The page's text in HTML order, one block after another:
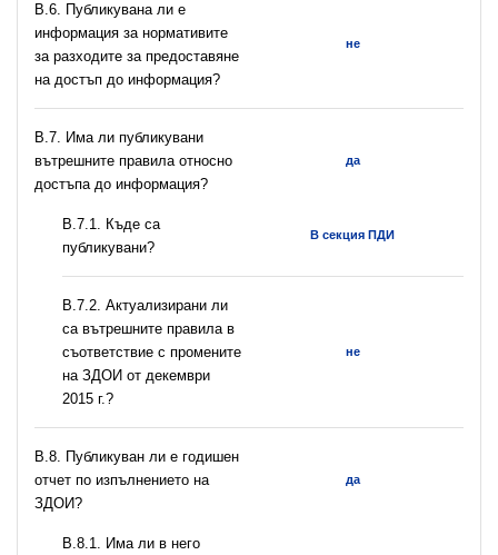
В.6. Публикувана ли е
информация за нормативите
за разходите за предоставяне
на достъп до информация?
не
В.7. Има ли публикувани
вътрешните правила относно
достъпа до информация?
да
В.7.1. Къде са
публикувани?
В секция ПДИ
В.7.2. Актуализирани ли
са вътрешните правила в
съответствие с промените
на ЗДОИ от декември
2015 г.?
не
В.8. Публикуван ли е годишен
отчет по изпълнението на
ЗДОИ?
да
В.8.1. Има ли в него